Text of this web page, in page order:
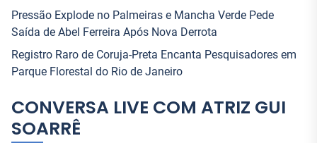
Pressão Explode no Palmeiras e Mancha Verde Pede
Saída de Abel Ferreira Após Nova Derrota
Registro Raro de Coruja-Preta Encanta Pesquisadores em
Parque Florestal do Rio de Janeiro
CONVERSA LIVE COM ATRIZ GUI
SOARRÊ